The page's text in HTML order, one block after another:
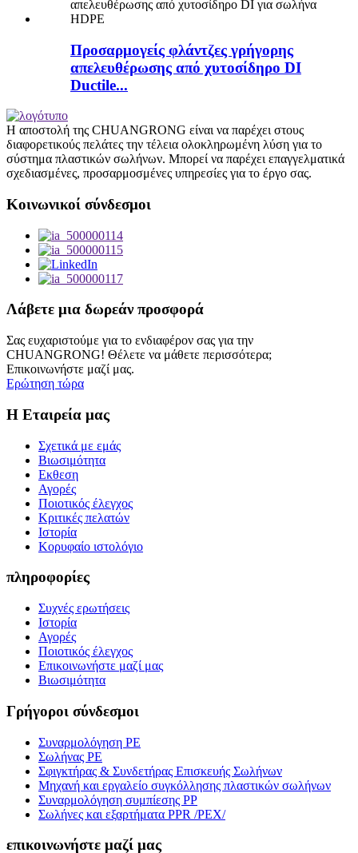
Προσαρμογείς φλάντζες γρήγορης
απελευθέρωσης από χυτοσίδηρο DI
Ductile...
Η αποστολή της CHUANGRONG είναι να παρέχει στους
διαφορετικούς πελάτες την τέλεια ολοκληρωμένη λύση για το
σύστημα πλαστικών σωλήνων. Μπορεί να παρέχει επαγγελματικά
σχεδιασμένες, προσαρμοσμένες υπηρεσίες για το έργο σας.
Κοινωνικοί σύνδεσμοι
Λάβετε μια δωρεάν προσφορά
Σας ευχαριστούμε για το ενδιαφέρον σας για την
CHUANGRONG! Θέλετε να μάθετε περισσότερα;
Επικοινωνήστε μαζί μας.
Ερώτηση τώρα
Η Εταιρεία μας
Σχετικά με εμάς
Βιωσιμότητα
Εκθεση
Αγορές
Ποιοτικός έλεγχος
Κριτικές πελατών
Ιστορία
Κορυφαίο ιστολόγιο
πληροφορίες
Συχνές ερωτήσεις
Ιστορία
Αγορές
Ποιοτικός έλεγχος
Επικοινωνήστε μαζί μας
Βιωσιμότητα
Γρήγοροι σύνδεσμοι
Συναρμολόγηση PE
Σωλήνας PE
Σφιγκτήρας & Συνδετήρας Επισκευής Σωλήνων
Μηχανή και εργαλείο συγκόλλησης πλαστικών σωλήνων
Συναρμολόγηση συμπίεσης PP
Σωλήνες και εξαρτήματα PPR /PEX/
επικοινωνήστε μαζί μας